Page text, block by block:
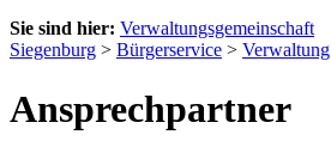
Sie sind hier: Verwaltungsgemeinschaft
Siegenburg > Bürgerservice > Verwaltung
Ansprechpartner